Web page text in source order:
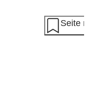
Seite